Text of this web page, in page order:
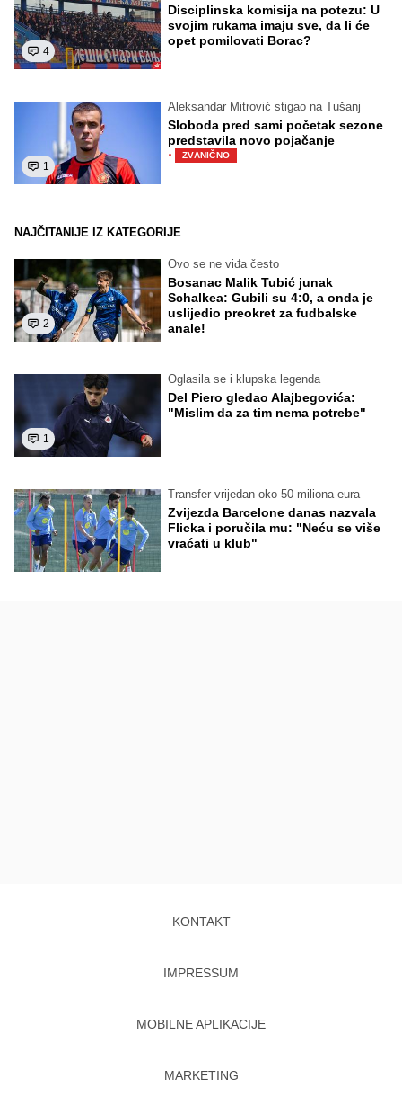
4
Disciplinska komisija na potezu: U
svojim rukama imaju sve, da li će
opet pomilovati Borac?
1
Aleksandar Mitrović stigao na Tušanj
Sloboda pred sami početak sezone
predstavila novo pojačanje
· ZVANIČNO
NAJČITANIJE IZ KATEGORIJE
2
Ovo se ne viđa često
Bosanac Malik Tubić junak
Schalkea: Gubili su 4:0, a onda je
uslijedio preokret za fudbalske
anale!
1
Oglasila se i klupska legenda
Del Piero gledao Alajbegovića:
"Mislim da za tim nema potrebe"
Transfer vrijedan oko 50 miliona eura
Zvijezda Barcelone danas nazvala
Flicka i poručila mu: "Neću se više
vraćati u klub"
KONTAKT
IMPRESSUM
MOBILNE APLIKACIJE
MARKETING